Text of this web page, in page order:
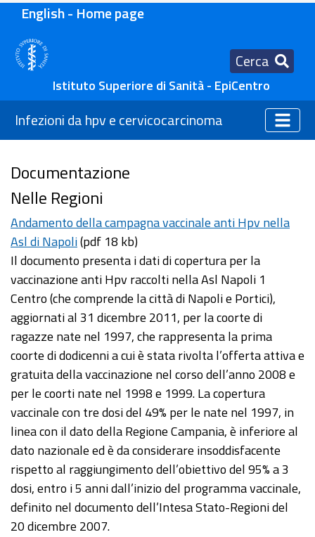
English - Home page
Cerca
Istituto Superiore di Sanità - EpiCentro
Infezioni da hpv e cervicocarcinoma
Documentazione
Nelle Regioni
Andamento della campagna vaccinale anti Hpv nella
Asl di Napoli(pdf 18 kb)
Il documento presenta i dati di copertura per la
vaccinazione anti Hpv raccolti nella Asl Napoli 1
Centro (che comprende la città di Napoli e Portici),
aggiornati al 31 dicembre 2011, per la coorte di
ragazze nate nel 1997, che rappresenta la prima
coorte di dodicenni a cui è stata rivolta l’offerta attiva e
gratuita della vaccinazione nel corso dell’anno 2008 e
per le coorti nate nel 1998 e 1999. La copertura
vaccinale con tre dosi del 49% per le nate nel 1997, in
linea con il dato della Regione Campania, è inferiore al
dato nazionale ed è da considerare insoddisfacente
rispetto al raggiungimento dell’obiettivo del 95% a 3
dosi, entro i 5 anni dall’inizio del programma vaccinale,
definito nel documento dell’Intesa Stato-Regioni del
20 dicembre 2007.